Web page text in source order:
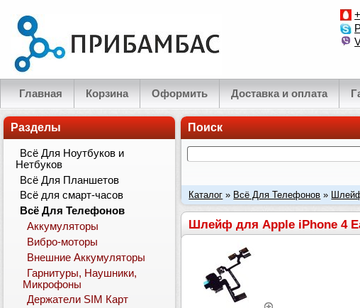
Главная Корзина Оформить Доставка и оплата
Поиск
Каталог » Всё Для Телефонов »
Шлейф для Apple iPhone 4
Разделы
Всё Для Ноутбуков и
Нетбуков
Всё Для Планшетов
Всё для смарт-часов
Всё Для Телефонов
Аккумуляторы
Вибро-моторы
Внешние Аккумуляторы
Гарнитуры, Наушники,
Микрофоны
Держатели SIM Карт